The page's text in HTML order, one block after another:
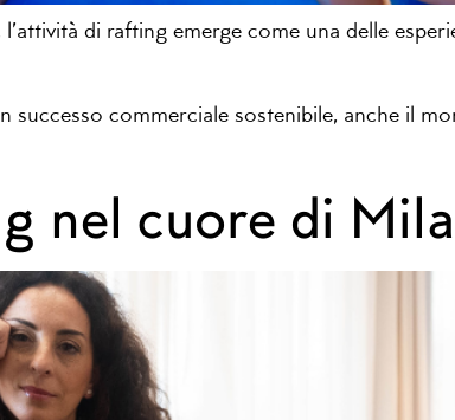
di rafting emerge come una delle
successo commerciale sostenibile, anche il
nel cuore di